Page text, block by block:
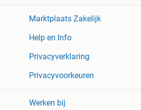
Marktplaats Zakelijk
Help en Info
Privacyverklaring
Privacyvoorkeuren
Werken bij